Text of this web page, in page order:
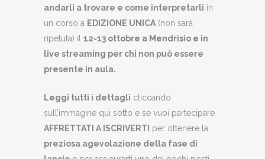
andarli a trovare e come interpretarli in
un corso a EDIZIONE UNICA (non sarà
ripetuta) il 12-13 ottobre a Mendrisio e in
live streaming per chi non può essere
presente in aula.
Leggi tutti i dettagli cliccando
sull’immagine qui sotto e se vuoi partecipare
AFFRETTATI A ISCRIVERTI per ottenere la
preziosa agevolazione della fase di